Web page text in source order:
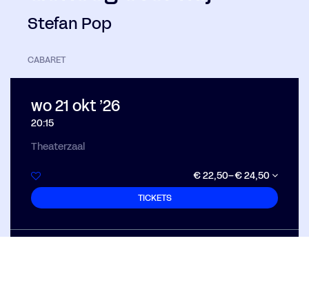
Stefan Pop
CABARET
wo 21 okt ’26
20:15
Theaterzaal
€ 22,50–€ 24,50
TICKETS